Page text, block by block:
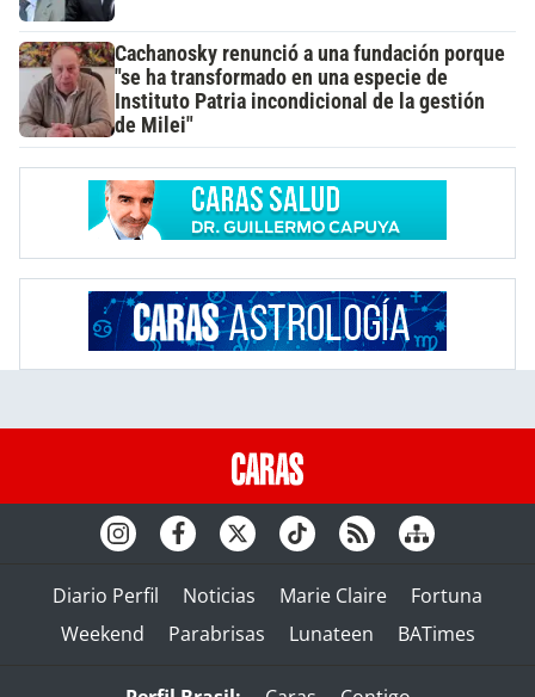
Cachanosky renunció a una fundación porque
"se ha transformado en una especie de
Instituto Patria incondicional de la gestión
de Milei"
Diario Perfil Noticias Marie Claire
Fortuna
Weekend
Parabrisas Lunateen BATimes